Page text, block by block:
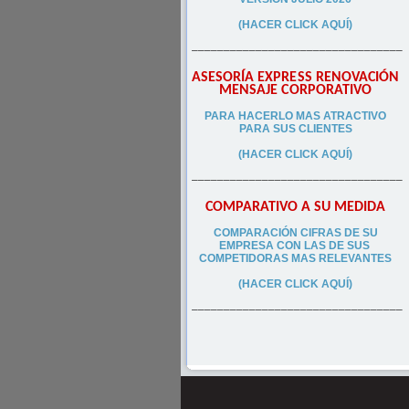
(HACER CLICK AQUÍ)
–––––––––––––––––––––––––––––––––
ASESORÍA EXPRESS RENOVACIÓN
MENSAJE CORPORATIVO
PARA HACERLO MAS ATRACTIVO
PARA SUS CLIENTES
(HACER CLICK AQUÍ)
–––––––––––––––––––––––––––––––––
COMPARATIVO A SU MEDIDA
COMPARACIÓN CIFRAS DE SU
EMPRESA CON LAS DE SUS
COMPETIDORAS MAS RELEVANTES
(HACER CLICK AQUÍ)
–––––––––––––––––––––––––––––––––